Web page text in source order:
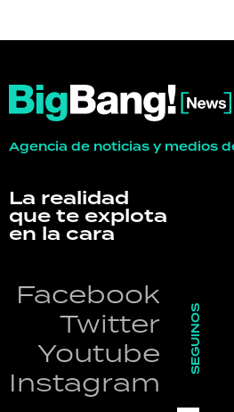
Agencia de noticias y medios
La realidad
que te explota
en la cara
Facebook
Twitter
Youtube
Instagram
SEGUINOS